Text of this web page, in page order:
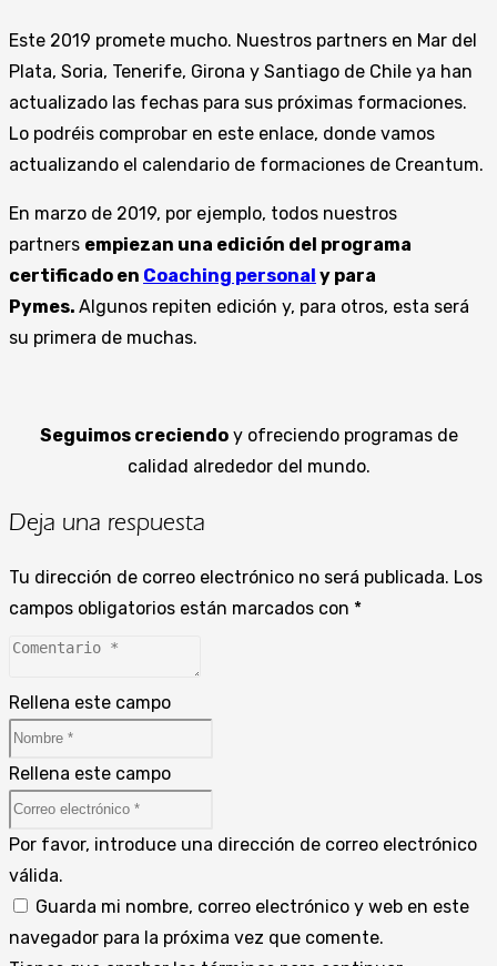
Este 2019 promete mucho. Nuestros partners en Mar del
Plata, Soria, Tenerife, Girona y Santiago de Chile ya han
actualizado las fechas para sus próximas formaciones.
Lo podréis comprobar en este enlace, donde vamos
actualizando el calendario de formaciones de Creantum.
En marzo de 2019, por ejemplo, todos nuestros
partners empiezan una edición del programa
certificado en Coaching personal y para
Pymes. Algunos repiten edición y, para otros, esta será
su primera de muchas.
Seguimos creciendoy ofreciendo programas de
calidad alrededor del mundo.
Deja una respuesta
Tu dirección de correo electrónico no será publicada. Los
campos obligatorios están marcados con *
Rellena este campo
Rellena este campo
Por favor, introduce una dirección de correo electrónico
válida.
Guarda mi nombre, correo electrónico y web en este
navegador para la próxima vez que comente.